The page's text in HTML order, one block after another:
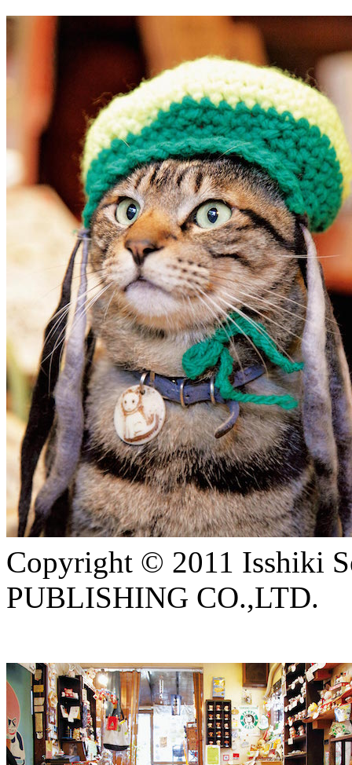
Copyright © 2011 Isshiki
PUBLISHING CO.,LTD.